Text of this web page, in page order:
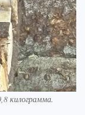
килограмма.